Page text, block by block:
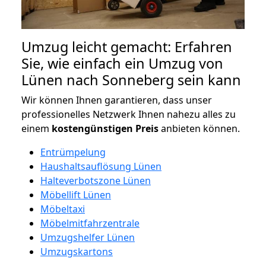
Umzug leicht gemacht: Erfahren
Sie, wie einfach ein Umzug von
Lünen nach Sonneberg sein kann
Wir können Ihnen garantieren, dass unser
professionelles Netzwerk Ihnen nahezu alles zu
einem kostengünstigen Preisanbieten können.
Entrümpelung
Haushaltsauflösung Lünen
Halteverbotszone Lünen
Möbellift Lünen
Möbeltaxi
Möbelmitfahrzentrale
Umzugshelfer Lünen
Umzugskartons